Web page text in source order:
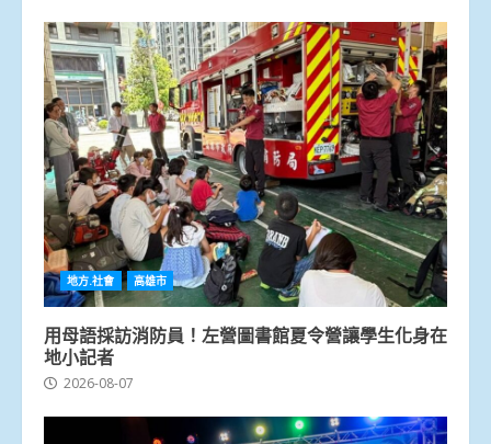
地方.社會 高雄市
用母語採訪消防員！左營圖書館夏令營讓學生化身在
地小記者
2026-08-07